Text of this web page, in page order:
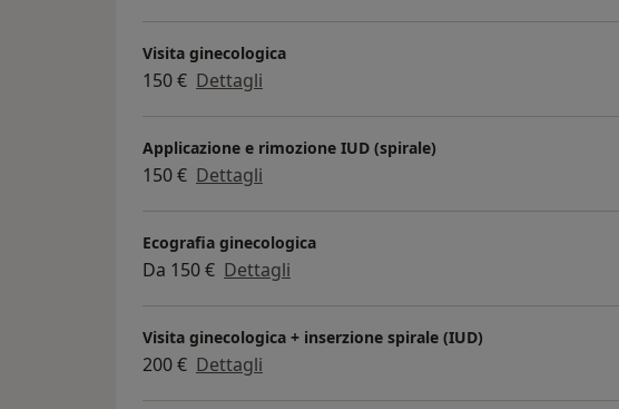
Visita ginecologica
150 € Dettagli
Applicazione e rimozione IUD (spirale)
150 € Dettagli
Ecografia ginecologica
Da 150 € Dettagli
Visita ginecologica + inserzione spirale (IUD)
200 € Dettagli